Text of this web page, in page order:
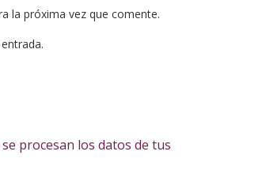
la próxima vez que comente.
procesan los datos de tus